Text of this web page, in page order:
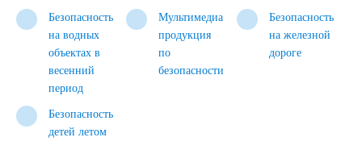
Безопасность
на водных
объектах в
весенний
период
Мультимедиа
продукция
по
безопасности
Безопасность
на железной
дороге
Безопасность
детей летом